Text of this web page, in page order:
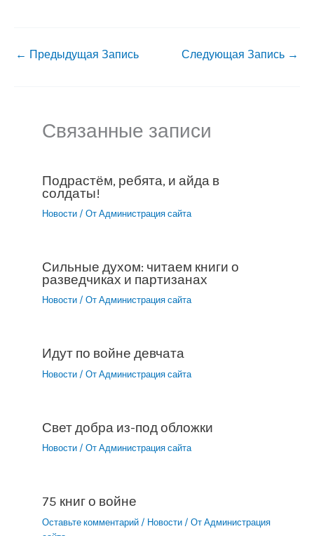
← Предыдущая Запись Следующая Запись →
Связанные записи
Подрастём, ребята, и айда в
солдаты!
Новости / От Администрация сайта
Сильные духом: читаем книги о
разведчиках и партизанах
Новости / От Администрация сайта
Идут по войне девчата
Новости / От Администрация сайта
Свет добра из-под обложки
Новости / От Администрация сайта
75 книг о войне
Оставьте комментарий / Новости / От Администрация